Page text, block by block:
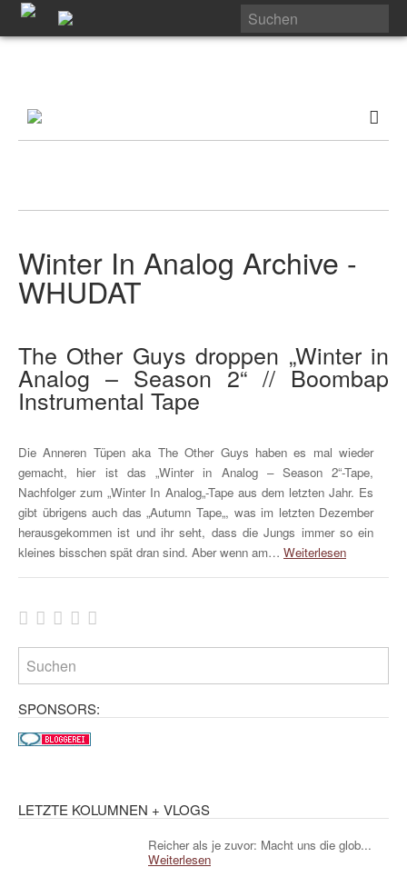
Winter In Analog Archive -
WHUDAT
The Other Guys droppen „Winter in
Analog – Season 2“ // Boombap
Instrumental Tape
Die Anneren Tüpen aka The Other Guys haben es mal wieder
gemacht, hier ist das „Winter in Analog – Season 2“-Tape,
Nachfolger zum „Winter In Analog„-Tape aus dem letzten Jahr. Es
gibt übrigens auch das „Autumn Tape„, was im letzten Dezember
herausgekommen ist und ihr seht, dass die Jungs immer so ein
kleines bisschen spät dran sind. Aber wenn am… Weiterlesen
SPONSORS:
LETZTE KOLUMNEN + VLOGS
Reicher als je zuvor: Macht uns die glob...
Weiterlesen